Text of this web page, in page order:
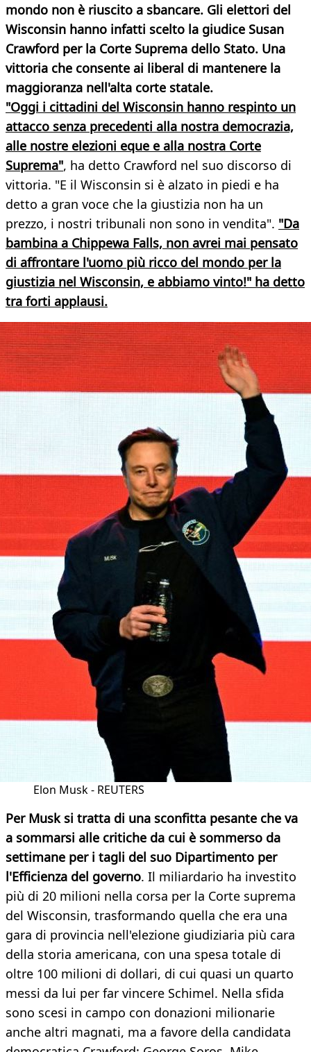
mondo non è riuscito a sbancare. Gli elettori del
Wisconsin hanno infatti scelto la giudice Susan
Crawford per la Corte Suprema dello Stato. Una
vittoria che consente ai liberal di mantenere la
maggioranza nell'alta corte statale.
"Oggi i cittadini del Wisconsin hanno respinto un
attacco senza precedenti alla nostra democrazia,
alle nostre elezioni eque e alla nostra Corte
Suprema", ha detto Crawford nel suo discorso di
vittoria. "E il Wisconsin si è alzato in piedi e ha
detto a gran voce che la giustizia non ha un
prezzo, i nostri tribunali non sono in vendita". "Da
bambina a Chippewa Falls, non avrei mai pensato
di affrontare l'uomo più ricco del mondo per la
giustizia nel Wisconsin, e abbiamo vinto!" ha detto
tra forti applausi.
Elon Musk - REUTERS
Per Musk si tratta di una sconfitta pesante che va
a sommarsi alle critiche da cui è sommerso da
settimane per i tagli del suo Dipartimento per
l'Efficienza del governo. Il miliardario ha investito
più di 20 milioni nella corsa per la Corte suprema
del Wisconsin, trasformando quella che era una
gara di provincia nell'elezione giudiziaria più cara
della storia americana, con una spesa totale di
oltre 100 milioni di dollari, di cui quasi un quarto
messi da lui per far vincere Schimel. Nella sfida
sono scesi in campo con donazioni milionarie
anche altri magnati, ma a favore della candidata